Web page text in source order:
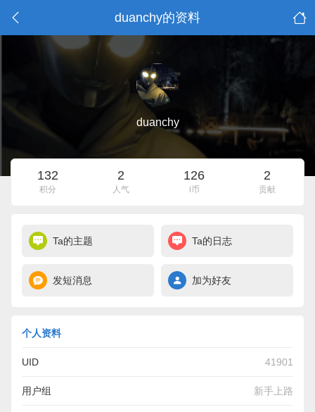
duanchy的资料
duanchy
132
积分
2
人气
126
i币
2
贡献
Ta的主题 Ta的日志
发短消息 加为好友
个人资料
UID 41901
用户组 新手上路